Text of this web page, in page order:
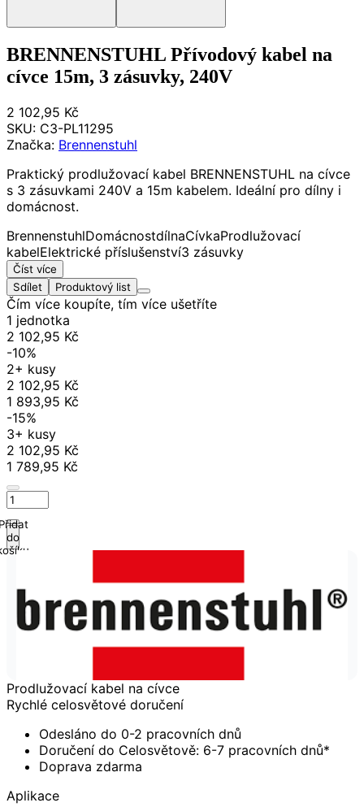
BRENNENSTUHL Přívodový kabel na
cívce 15m, 3 zásuvky, 240V
2 102,95 Kč
SKU: C3-PL11295
Značka: Brennenstuhl
Praktický prodlužovací kabel BRENNENSTUHL na cívce
s 3 zásuvkami 240V a 15m kabelem. Ideální pro dílny i
domácnost.
BrennenstuhlDomácnostdílnaCívkaProdlužovací
kabelElektrické příslušenství3 zásuvky
Číst více
Sdílet
Produktový list
Čím více koupíte, tím více ušetříte
1 jednotka
2 102,95 Kč
-10%
2+ kusy
2 102,95 Kč
1 893,95 Kč
-15%
3+ kusy
2 102,95 Kč
1 789,95 Kč
do
Prodlužovací kabel na cívce
Rychlé celosvětové doručení
Odesláno do 0-2 pracovních dnů
Doručení do Celosvětově: 6-7 pracovních dnů*
Doprava zdarma
Aplikace